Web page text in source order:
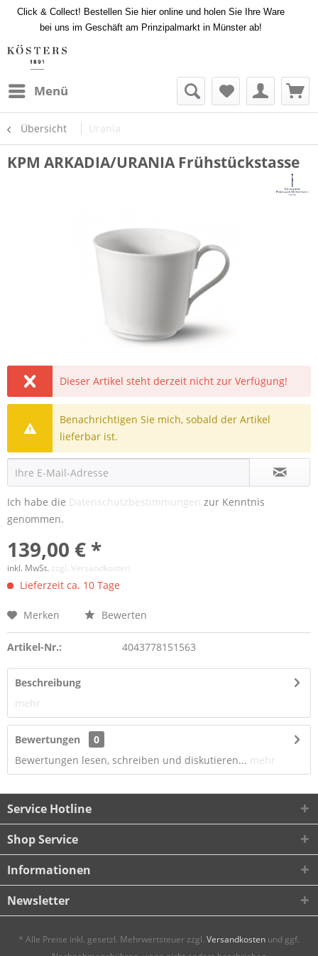
Click & Collect! Bestellen Sie hier online und holen Sie Ihre Ware
bei uns im Geschäft am Prinzipalmarkt in Münster ab!
Menü
Übersicht Urania
KPM ARKADIA/URANIA Frühstückstasse
Dieser Artikel steht derzeit nicht zur Verfügung!
Benachrichtigen Sie mich, sobald der Artikel
lieferbar ist.
Ich habe die Datenschutzbestimmungen zur Kenntnis
genommen.
139,00 € *
inkl. MwSt. zzgl. Versandkosten
Lieferzeit ca. 10 Tage
Merken Bewerten
Artikel-Nr.: 4043778151563
Beschreibung
mehr
Bewertungen
0
Bewertungen lesen, schreiben und diskutieren... mehr
Service Hotline
Shop Service
Informationen
Newsletter
* Alle Preise inkl. gesetzl. Mehrwertsteuer zzgl. Versandkosten und ggf.